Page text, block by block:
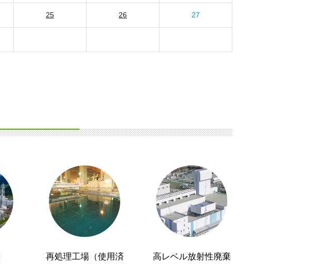
25 26 27
再処理工場（使用済 高レベル放射性廃棄